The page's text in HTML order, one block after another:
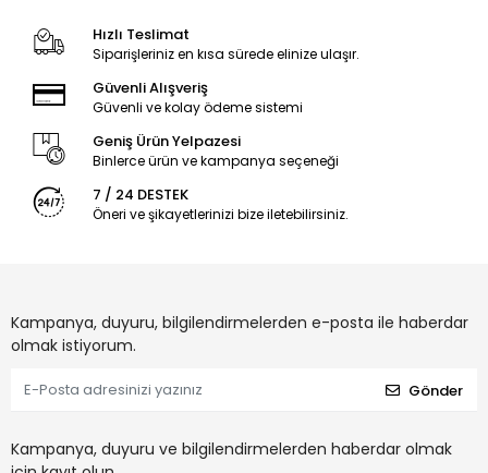
Hızlı Teslimat
Siparişleriniz en kısa sürede elinize ulaşır.
Güvenli Alışveriş
Güvenli ve kolay ödeme sistemi
Geniş Ürün Yelpazesi
Binlerce ürün ve kampanya seçeneği
7 / 24 DESTEK
Öneri ve şikayetlerinizi bize iletebilirsiniz.
Kampanya, duyuru, bilgilendirmelerden e-posta ile haberdar
olmak istiyorum.
Gönder
Kampanya, duyuru ve bilgilendirmelerden haberdar olmak